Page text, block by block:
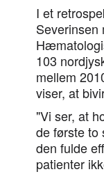
I et
Severinsen
103
mellem
viser, at
"Vi ser, at
de første to
den fulde
patienter